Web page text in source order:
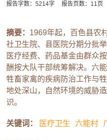
报告字数：5214字 报告页数：11页
摘要： 1969年起，百色县农
社卫生院、县医院分期分批
医疗经费、药品基金由群众
酬按大队干部统筹解决。六
牲畜家禽的疾病防治工作与
地处深山，自然环境的威胁
识。
关键词： 医疗卫生 六能村